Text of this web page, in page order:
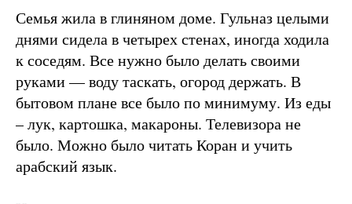
Семья жила в глиняном доме. Гульназ целыми
днями сидела в четырех стенах, иногда ходила
к соседям. Все нужно было делать своими
руками — воду таскать, огород держать. В
бытовом плане все было по минимуму. Из еды
– лук, картошка, макароны. Телевизора не
было. Можно было читать Коран и учить
арабский язык.